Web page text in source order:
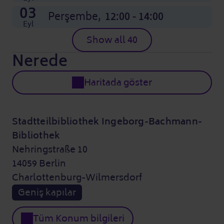
03
Eyl Perşembe, 12:00 - 14:00
Show all 40
Nerede
Haritada göster
Stadtteilbibliothek Ingeborg-Bachmann-
Bibliothek
Nehringstraße 10
14059 Berlin
Charlottenburg-Wilmersdorf
Geniş kapılar
Tüm Konum bilgileri